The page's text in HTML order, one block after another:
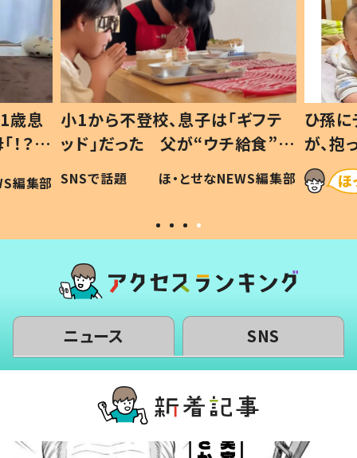
歳息
？」
編集部
小1から不登校、息子は「ギフテ
ッド」だった 父が“ウチ給食”を
作り続ける理由とは #令和の親
#令和の子
SNSで話題 ほ・とせなNEWS編集部
ひ孫
が、
「涙が
い」
ニュース SNS